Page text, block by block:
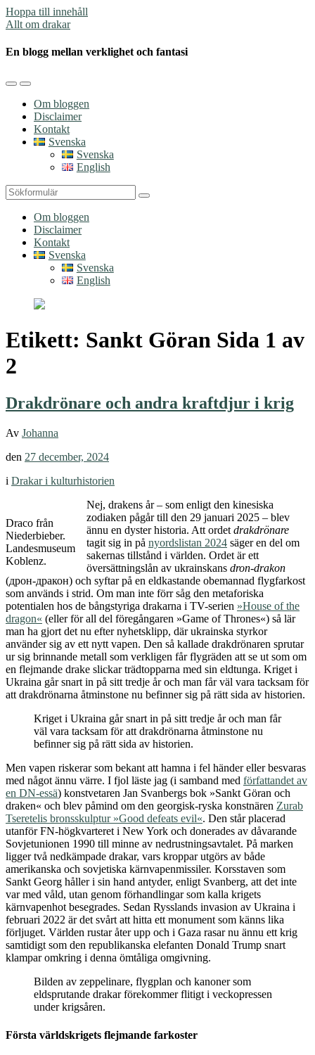
Hoppa till innehåll
Allt om drakar
En blogg mellan verklighet och fantasi
Slå
mobilmenyn
Slå
på/av
sökfältet
Om bloggen
Disclaimer
Kontakt
Svenska
Svenska
English
Sök
Om bloggen
Disclaimer
Kontakt
Svenska
Svenska
English
Etikett: Sankt Göran Sida 1 av
2
Drakdrönare och andra kraftdjur i krig
Av Johanna
den 27 december, 2024
i Drakar i kulturhistorien
Draco från
Niederbieber.
Landesmuseum
Koblenz.
Nej, drakens år – som enligt den kinesiska
zodiaken pågår till den 29 januari 2025 – blev
ännu en dyster historia. Att ordet drakdrönare
tagit sig in på nyordslistan 2024 säger en del om
sakernas tillstånd i världen. Ordet är ett
översättningslån av ukrainskans dron-drakon
(дрон-дракон) och syftar på en eldkastande obemannad flygfarkost
som används i strid. Om man inte förr såg den metaforiska
potentialen hos de bångstyriga drakarna i TV-serien »House of the
dragon« (eller för all del föregångaren »Game of Thrones«) så lär
man ha gjort det nu efter nyhetsklipp, där ukrainska styrkor
använder sig av ett nytt vapen. Den så kallade drakdrönaren sprutar
ur sig brinnande metall som verkligen får flygräden att se ut som om
en flejmande drake slickar trädtopparna med sin eldtunga. Kriget i
Ukraina går snart in på sitt tredje år och man får väl vara tacksam för
att drakdrönarna åtminstone nu befinner sig på rätt sida av historien.
Kriget i Ukraina går snart in på sitt tredje år och man får
väl vara tacksam för att drakdrönarna åtminstone nu
befinner sig på rätt sida av historien.
Men vapen riskerar som bekant att hamna i fel händer eller besvaras
med något ännu värre. I fjol läste jag (i samband med författandet av
en DN-essä) konstvetaren Jan Svanbergs bok »Sankt Göran och
draken« och blev påmind om den georgisk-ryska konstnären Zurab
Tseretelis bronsskulptur »Good defeats evil«. Den står placerad
utanför FN-högkvarteret i New York och donerades av dåvarande
Sovjetunionen 1990 till minne av nedrustningsavtalet. På marken
ligger två nedkämpade drakar, vars kroppar utgörs av både
amerikanska och sovjetiska kärnvapenmissiler. Korsstaven som
Sankt Georg håller i sin hand antyder, enligt Svanberg, att det inte
var med våld, utan genom förhandlingar som kalla krigets
kärnvapenhot besegrades. Sedan Rysslands invasion av Ukraina i
februari 2022 är det svårt att hitta ett monument som känns lika
förljuget. Världen rustar åter upp och i Gaza rasar nu ännu ett krig
samtidigt som den republikanska elefanten Donald Trump snart
klampar omkring i denna ömtåliga omgivning.
Bilden av zeppelinare, flygplan och kanoner som
eldsprutande drakar förekommer flitigt i veckopressen
under krigsåren.
Första världskrigets flejmande farkoster